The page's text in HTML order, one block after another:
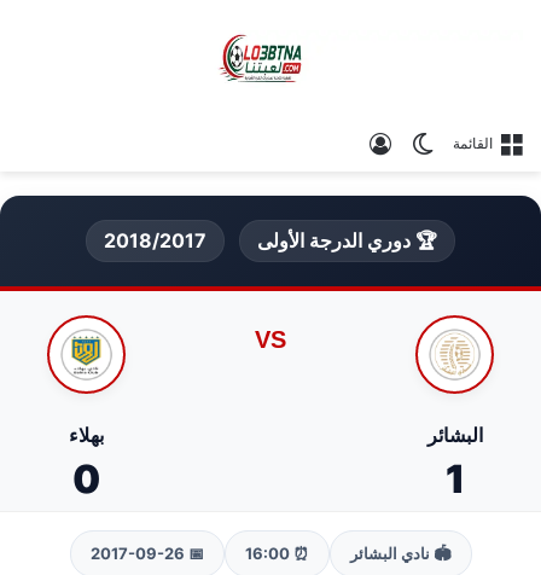
القائمة الوضع المظلم
🏆 دوري الدرجة الأولى 2018/2017
البشائر
1
VS
بهلاء
0
🏟️ نادي البشائر ⏰ 16:00
📅 2017-09-26